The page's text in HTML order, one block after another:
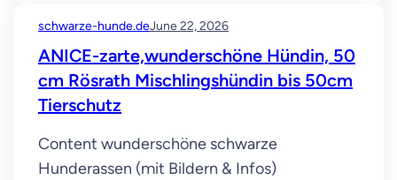
distribution portal. This is a limited-time
opportunity. The first wave of token
distribution is already underway, and eligible
participants…
schwarze-hunde.deJune 22, 2026
ANICE-zarte,wunderschöne Hündin, 50
cm Rösrath Mischlingshündin bis 50cm
Tierschutz
Content wunderschöne schwarze
Hunderassen (mit Bildern & Infos)